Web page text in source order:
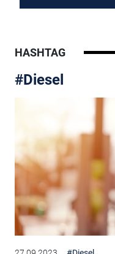
HASHTAG
#Diesel